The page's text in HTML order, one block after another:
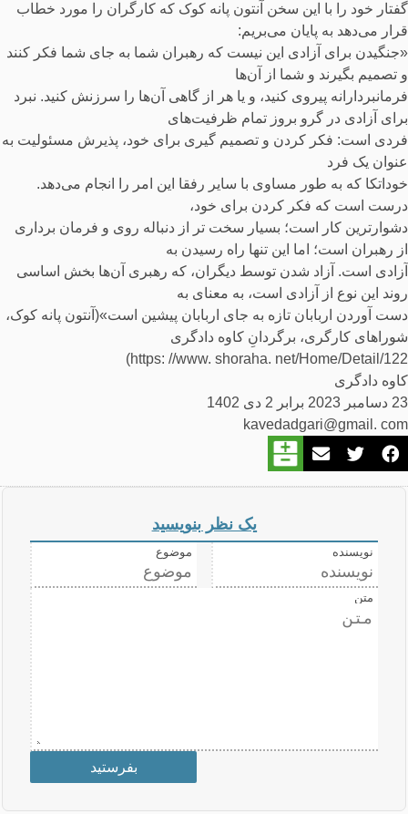
گفتار خود را با این سخن آنتون پانه کوک که کارگران را مورد خطاب
قرار می‌دهد به پایان می‌بریم:
«جنگیدن برای آزادی این نیست که رهبران شما به جای شما فکر کنند
و تصمیم بگیرند و شما از آن‌ها
فرمانبردارانه پیروی کنید، و یا هر از گاهی آن‌ها را سرزنش کنید. نبرد
برای آزادی در گرو بروز تمام ظرفیت‌های
فردی است: فکر کردن و تصمیم گیری برای خود، پذیرش مسئولیت به
عنوان یک فرد
خوداتکا که به طور مساوی با سایر رفقا این امر را انجام می‌دهد.
درست است که فکر کردن برای خود،
دشوارترین کار است؛ بسیار سخت تر از دنباله روی و فرمان برداری
از رهبران است؛ اما این تنها راه رسیدن به
آزادی است. آزاد شدن توسط دیگران، که رهبری آن‌ها بخش اساسی
روند این نوع از آزادی است، به معنای به
دست آوردن اربابان تازه به جای اربابان پیشین است»(آنتون پانه کوک،
شوراهای کارگری، برگردانِ کاوه دادگری
https: //www. shoraha. net/Home/Detail/122)
کاوه دادگری
23 دسامبر 2023 برابر 2 دی 1402
kavedadgari@gmail. com
یک نظر بنویسید
نویسنده موضوع
متن